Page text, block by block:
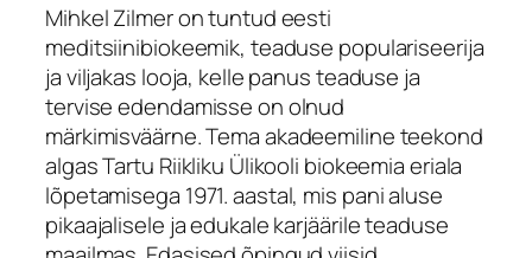
Mihkel Zilmer on tuntud eesti
meditsiinibiokeemik, teaduse populariseerija
ja viljakas looja, kelle panus teaduse ja
tervise edendamisse on olnud
märkimisväärne. Tema akadeemiline teekond
algas Tartu Riikliku Ülikooli biokeemia eriala
lõpetamisega 1971. aastal, mis pani aluse
pikaajalisele ja edukale karjäärile teaduse